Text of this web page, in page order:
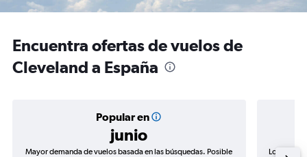
Encuentra ofertas de vuelos de
Cleveland a España
Popular en
junio
Mayor demanda de vuelos basada en las búsquedas. Posible
Los